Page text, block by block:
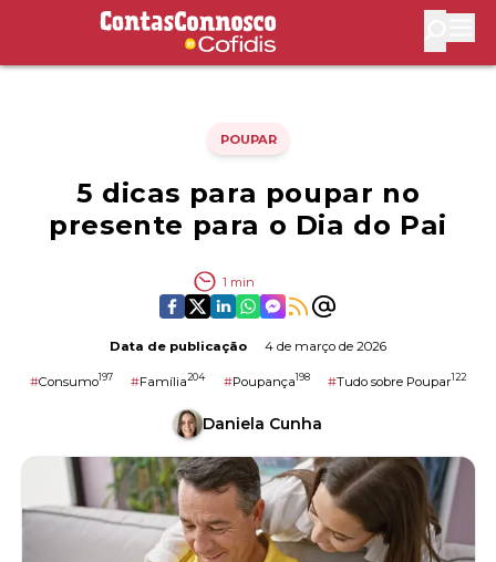
Contas Connosco by Cofidis
POUPAR
5 dicas para poupar no
presente para o Dia do Pai
1 min
Data de publicação 4 de março de 2026
#Consumo197 #Família204 #Poupança198 #Tudo sobre Poupar122
Daniela Cunha